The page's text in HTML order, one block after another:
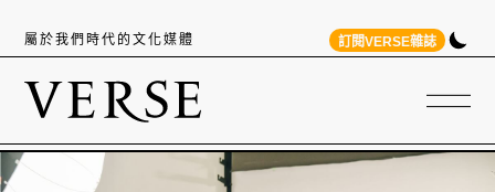
屬於我們時代的文化媒體 訂閱VERSE雜誌